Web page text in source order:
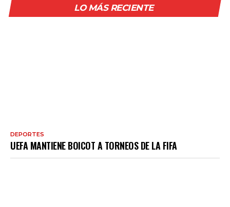
LO MÁS RECIENTE
DEPORTES
UEFA MANTIENE BOICOT A TORNEOS DE LA FIFA